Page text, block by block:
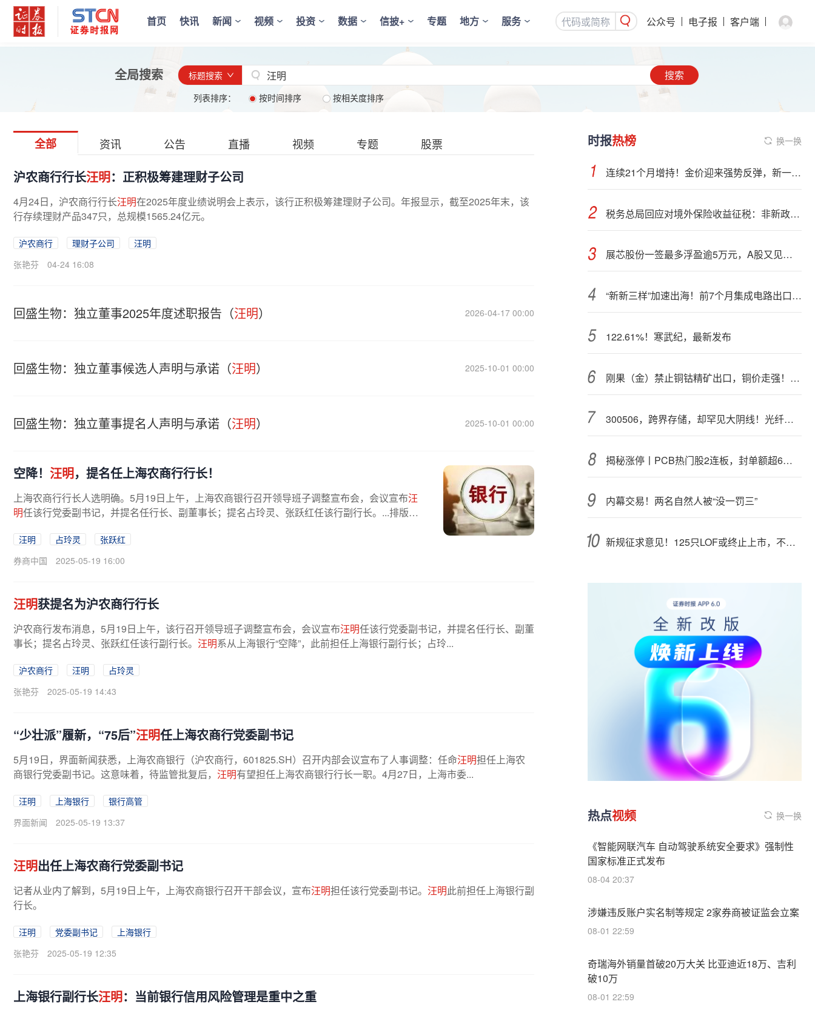
首页 快讯 新闻 视频 投资 数据 信披+ 专题 地方 服务 公众号 电子报 客户端
全局搜索 标题搜索 搜索
列表排序： 按时间排序 按相关度排序
全部 资讯 公告 直播 视频 专题 股票
沪农商行行长汪明：正积极筹建理财子公司
4月24日，沪农商行行长汪明在2025年度业绩说明会上表示，该行正积极筹建理财子公司。年报显示，截至2025年末，该
行存续理财产品347只，总规模1565.24亿元。
沪农商行 理财子公司
汪明
张艳芬
04-24 16:08
回盛生物：独立董事2025年度述职报告（汪明） 2026-04-17 00:00
回盛生物：独立董事候选人声明与承诺（汪明） 2025-10-01 00:00
回盛生物：独立董事提名人声明与承诺（汪明） 2025-10-01 00:00
空降！ 汪明，提名任上海农商行行长！
上海农商行行长人选明确。5月19日上午，上海农商银行召开领导班子调整宣布会，会议宣布汪
明任该行党委副书记，并提名任行长、副董事长；提名占玲灵、张跃红任该行副行长。...排版：
汪明 占玲灵
张跃红
券商中国
2025-05-19 16:00
汪明获提名为沪农商行行长
沪农商行发布消息，5月19日上午，该行召开领导班子调整宣布会，会议宣布汪明任该行党委副书记，并提名任行长、副董
事长；提名占玲灵、张跃红任该行副行长。 汪明系从上海银行“空降”，此前担任上海银行副行长；占玲...
沪农商行 汪明
占玲灵
张艳芬
2025-05-19 14:43
“少壮派”履新，“75后”汪明任上海农商行党委副书记
5月19日，界面新闻获悉，上海农商银行（沪农商行，601825.SH）召开内部会议宣布了人事调整：任命汪明担任上海农
商银行党委副书记。这意味着，待监管批复后， 汪明有望担任上海农商银行行长一职。4月27日，上海市委...
汪明 上海银行
银行高管
界面新闻
2025-05-19 13:37
汪明出任上海农商行党委副书记
记者从业内了解到，5月19日上午，上海农商银行召开干部会议，宣布汪明担任该行党委副书记。 汪明此前担任上海银行副
行长。
汪明 党委副书记
上海银行
张艳芬
2025-05-19 12:35
上海银行副行长汪明：当前银行信用风险管理是重中之重
时报热榜 换一换
连续21个月增持！金价迎来强势反弹，新一轮上行窗口开启？
税务总局回应对境外保险收益征税：非新政策，无需过度解读
展芯股份一签最多浮盈逾5万元，A股又见肉签
“新新三样”加速出海！前7个月集成电路出口额接近翻倍
122.61%！寒武纪，最新发布
刚果（金）禁止铜钴精矿出口，铜价走强！多家公司最新回应
300506，跨界存储，却罕见大阴线！光纤需求激增，稀土细分原料，火了
揭秘涨停丨PCB热门股2连板，封单额超6亿元
内幕交易！两名自然人被“没一罚三”
新规征求意见！125只LOF或终止上市，不影响基金正常投资运作
热点视频 换一换
《智能网联汽车 自动驾驶系统安全要求》强制性
国家标准正式发布
08-04 20:37
涉嫌违反账户实名制等规定 2家券商被证监会立案
08-01 22:59
奇瑞海外销量首破20万大关 比亚迪近18万、吉利
破10万
08-01 22:59